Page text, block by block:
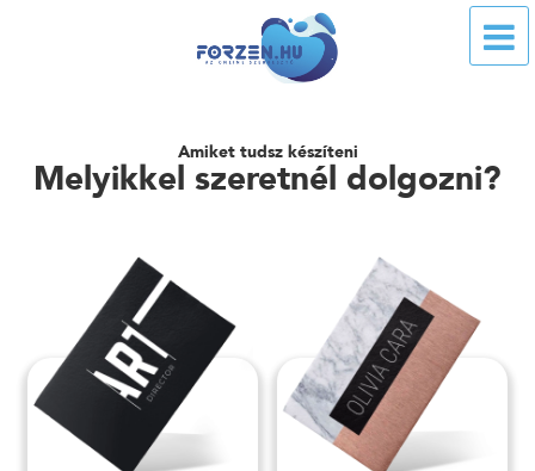
Amiket tudsz készíteni
Melyikkel szeretnél dolgozni?